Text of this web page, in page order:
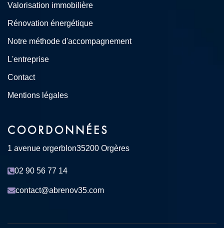
Valorisation immobilière
Rénovation énergétique
Notre méthode d'accompagnement
L'entreprise
Contact
Mentions légales
COORDONNÉES
1 avenue orgerblon35200 Orgères
02 90 56 77 14
contact@abrenov35.com